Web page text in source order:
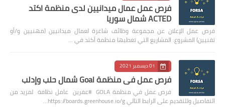
فرص عمل عمال ميدانيين لدى منظمة اكتد
ACTED شمال سوريا
فرص عمل الإعلان عن مجموعة وظائف شاغرة لعمال ميدانيين (مهنيين و/أو
تقنيين) المشروع: المشاريع التي تغطيها منظمة أكتد في …
01 ديسمبر 2021
فرص عمل في منظمة Goal شمال حلب وإدلب
فرص عمل في منظمة GOLA #عفرين عامل نظافة لمزيد من
التفاصيل وللتقديم على الرابط التالي https://boards.greenhouse.io/g…